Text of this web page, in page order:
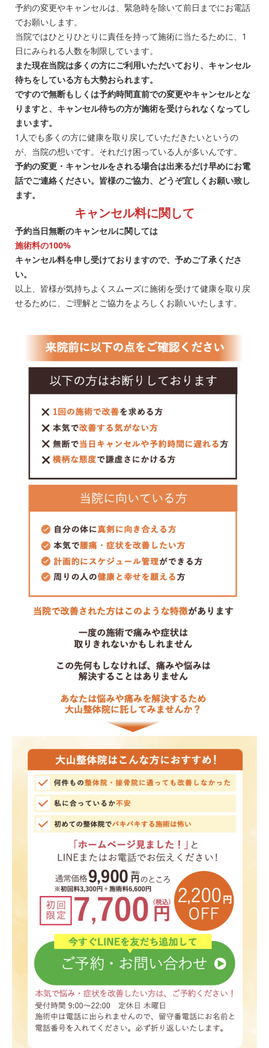
予約の変更やキャンセルは、緊急時を除いて前日までにお電話
でお願いします。
当院ではひとりひとりに責任を持って施術に当たるために、1
日にみられる人数を制限しています。
また現在当院は多くの方にご利用いただいており、キャンセル
待ちをしている方も大勢おられます。
ですので無断もしくは予約時間直前での変更やキャンセルとな
りますと、キャンセル待ちの方が施術を受けられなくなってし
まいます。
1人でも多くの方に健康を取り戻していただきたいというの
が、当院の想いです。それだけ困っている人が多いんです。
予約の変更・キャンセルをされる場合は出来るだけ早めにお電
話でご連絡ください。皆様のご協力、どうぞ宜しくお願い致し
ます。
キャンセル料に関して
予約当日無断のキャンセルに関しては
施術料の100%
キャンセル料を申し受けておりますので、予めご了承くださ
い。
以上、皆様が気持ちよくスムーズに施術を受けて健康を取り戻
せるために、ご理解とご協力をよろしくお願いいたします。